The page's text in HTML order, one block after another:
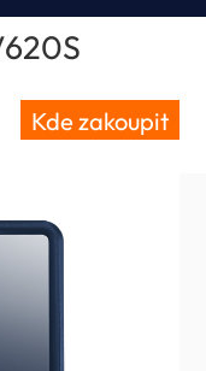
Kde zakoupit